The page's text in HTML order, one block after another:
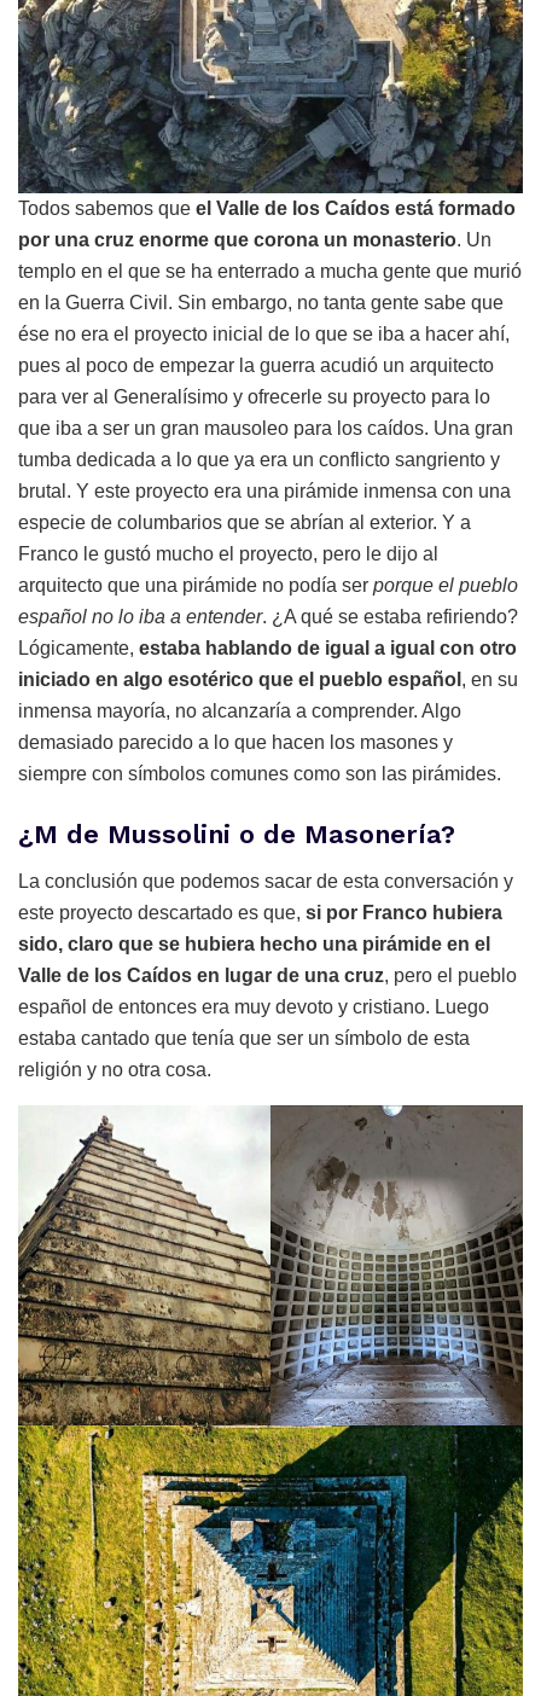
Todos sabemos que el Valle de los Caídos está formado
por una cruz enorme que corona un monasterio. Un
templo en el que se ha enterrado a mucha gente que murió
en la Guerra Civil. Sin embargo, no tanta gente sabe que
ése no era el proyecto inicial de lo que se iba a hacer ahí,
pues al poco de empezar la guerra acudió un arquitecto
para ver al Generalísimo y ofrecerle su proyecto para lo
que iba a ser un gran mausoleo para los caídos. Una gran
tumba dedicada a lo que ya era un conflicto sangriento y
brutal. Y este proyecto era una pirámide inmensa con una
especie de columbarios que se abrían al exterior. Y a
Franco le gustó mucho el proyecto, pero le dijo al
arquitecto que una pirámide no podía ser porque el pueblo
español no lo iba a entender. ¿A qué se estaba refiriendo?
Lógicamente, estaba hablando de igual a igual con otro
iniciado en algo esotérico que el pueblo español , en su
inmensa mayoría, no alcanzaría a comprender. Algo
demasiado parecido a lo que hacen los masones y
siempre con símbolos comunes como son las pirámides.
¿M de Mussolini o de Masonería?
La conclusión que podemos sacar de esta conversación y
este proyecto descartado es que, si por Franco hubiera
sido, claro que se hubiera hecho una pirámide en el
Valle de los Caídos en lugar de una cruz, pero el pueblo
español de entonces era muy devoto y cristiano. Luego
estaba cantado que tenía que ser un símbolo de esta
religión y no otra cosa.